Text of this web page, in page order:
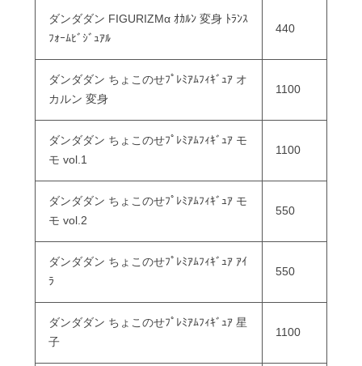
ダンダダン FIGURIZMα ｵｶﾙﾝ 変身 ﾄﾗﾝｽ
ﾌｫｰﾑﾋﾞｼﾞｭｱﾙ
440
ダンダダン ちょこのせﾌﾟﾚﾐｱﾑﾌｨｷﾞｭｱ オ
カルン 変身
1100
ダンダダン ちょこのせﾌﾟﾚﾐｱﾑﾌｨｷﾞｭｱ モ
モ vol.1
1100
ダンダダン ちょこのせﾌﾟﾚﾐｱﾑﾌｨｷﾞｭｱ モ
モ vol.2
550
ダンダダン ちょこのせﾌﾟﾚﾐｱﾑﾌｨｷﾞｭｱ ｱｲ
ﾗ
550
ダンダダン ちょこのせﾌﾟﾚﾐｱﾑﾌｨｷﾞｭｱ 星
子
1100